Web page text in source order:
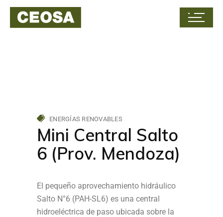
ENERGÍAS RENOVABLES
Mini Central Salto
6 (Prov. Mendoza)
El pequeño aprovechamiento hidráulico
Salto N°6 (PAH-SL6) es una central
hidroeléctrica de paso ubicada sobre la